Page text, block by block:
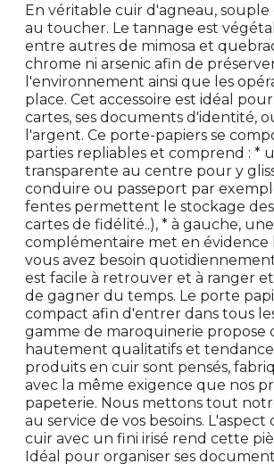
En véritable cuir d'agneau,
au toucher. Le tannage est
entre autres de mimosa et
chrome ni arsenic afin de
l'environnement ainsi que les
place. Cet accessoire est idéal
cartes, ses documents d'identité,
l'argent. Ce porte-papiers se
parties repliables et comprend : *
transparente au centre pour y
conduire ou passeport par
fentes permettent le stockage des
cartes de fidélité..), * à gauche,
complémentaire met en évidence
vous avez besoin
est facile à retrouver et à ranger
de gagner du temps. Le porte
compact afin d'entrer dans tous
gamme de maroquinerie propose
hautement qualitatifs et
produits en cuir sont pensés,
avec la même exigence que nos
papeterie. Nous mettons tout
au service de vos besoins. L'aspect
cuir avec un fini irisé rend cette
Idéal pour organiser ses